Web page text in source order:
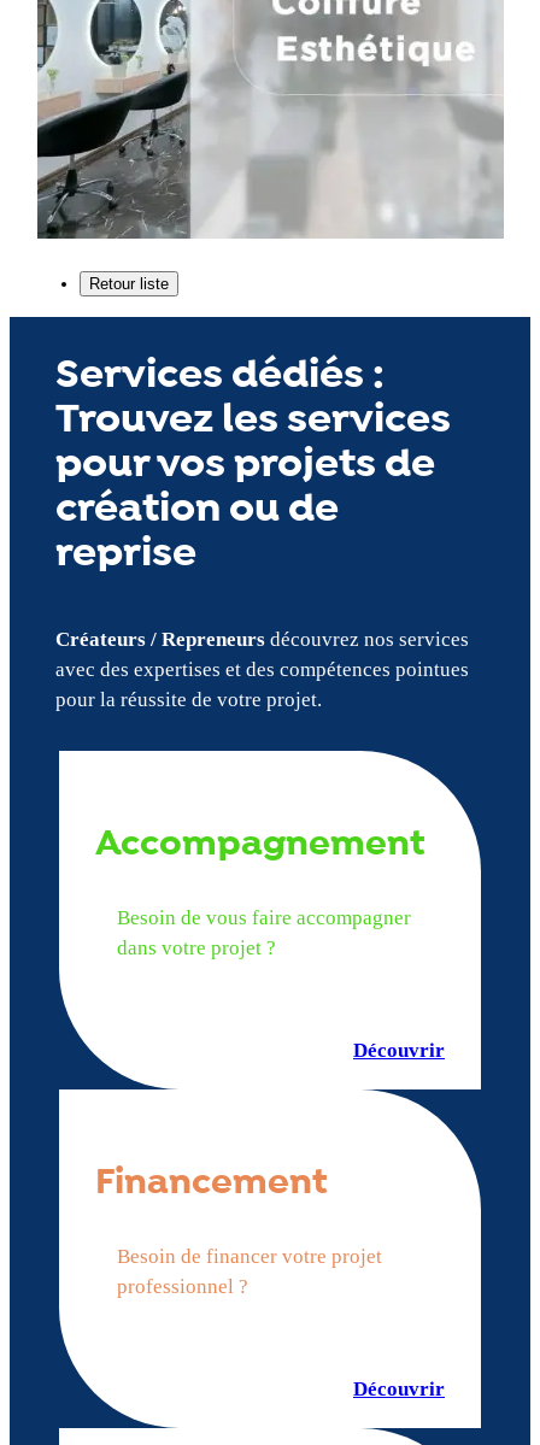
Services dédiés :
Trouvez les services
pour vos projets de
création ou de
reprise
Créateurs / Repreneursdécouvrez nos services
avec des expertises et des compétences pointues
pour la réussite de votre projet.
Accompagnement
Besoin de vous faire accompagner
dans votre projet ?
Découvrir
Financement
Besoin de financer votre projet
professionnel ?
Découvrir